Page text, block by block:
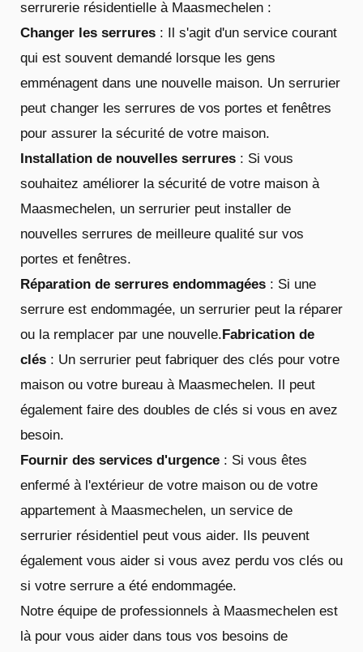
serrurerie résidentielle à Maasmechelen :
Changer les serrures : Il s'agit d'un service courant
qui est souvent demandé lorsque les gens
emménagent dans une nouvelle maison. Un serrurier
peut changer les serrures de vos portes et fenêtres
pour assurer la sécurité de votre maison.
Installation de nouvelles serrures : Si vous
souhaitez améliorer la sécurité de votre maison à
Maasmechelen, un serrurier peut installer de
nouvelles serrures de meilleure qualité sur vos
portes et fenêtres.
Réparation de serrures endommagées : Si une
serrure est endommagée, un serrurier peut la réparer
ou la remplacer par une nouvelle.Fabrication de
clés : Un serrurier peut fabriquer des clés pour votre
maison ou votre bureau à Maasmechelen. Il peut
également faire des doubles de clés si vous en avez
besoin.
Fournir des services d'urgence : Si vous êtes
enfermé à l'extérieur de votre maison ou de votre
appartement à Maasmechelen, un service de
serrurier résidentiel peut vous aider. Ils peuvent
également vous aider si vous avez perdu vos clés ou
si votre serrure a été endommagée.
Notre équipe de professionnels à Maasmechelen est
là pour vous aider dans tous vos besoins de